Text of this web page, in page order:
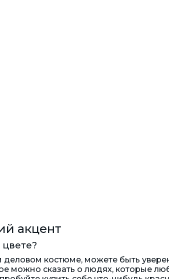
акцент
костюме, можете быть
можно сказать о людях, которые